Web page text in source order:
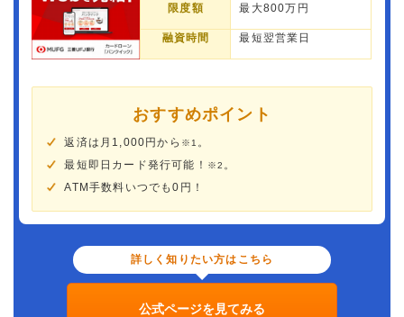
限度額 最大800万円
融資時間 最短翌営業日
おすすめポイント
返済は月1,000円から ※1 。
最短即日カード発行可能！
※2 。
ATM手数料いつでも0円！
詳しく知りたい方はこちら
公式ページを見てみる